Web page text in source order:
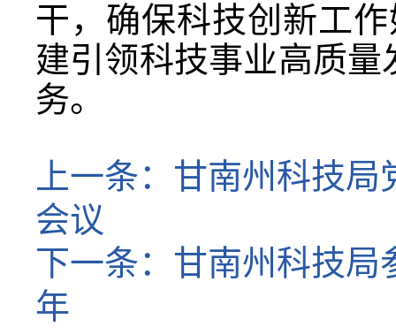
干，确保科技创新工
建引领科技事业高质量
务。
上一条： 甘南州科技局
会议
下一条： 甘南州科技局
年